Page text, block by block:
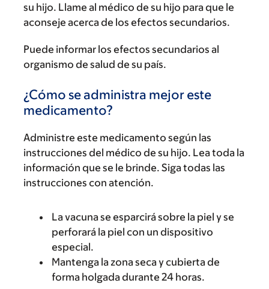
su hijo. Llame al médico de su hijo para que le
aconseje acerca de los efectos secundarios.
Puede informar los efectos secundarios al
organismo de salud de su país.
¿Cómo se administra mejor este
medicamento?
Administre este medicamento según las
instrucciones del médico de su hijo. Lea toda la
información que se le brinde. Siga todas las
instrucciones con atención.
La vacuna se esparcirá sobre la piel y se
perforará la piel con un dispositivo
especial.
Mantenga la zona seca y cubierta de
forma holgada durante 24 horas.